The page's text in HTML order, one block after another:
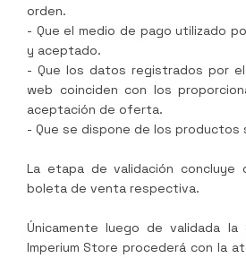
orden.
- Que el medio de pago utilizado
y aceptado.
- Que los datos registrados por
web coinciden con los
aceptación de oferta.
- Que se dispone de los
La etapa de validación concluye
boleta de venta respectiva.
Únicamente luego de validada la
Imperium Store procederá con la